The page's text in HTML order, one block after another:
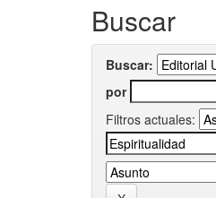
Buscar
Buscar:
por
Filtros actuales: